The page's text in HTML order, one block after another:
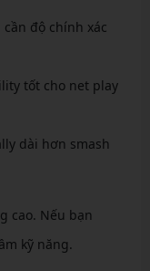
độ chính xác
tốt cho net play
dài hơn smash
cao. Nếu bạn
kỹ năng.